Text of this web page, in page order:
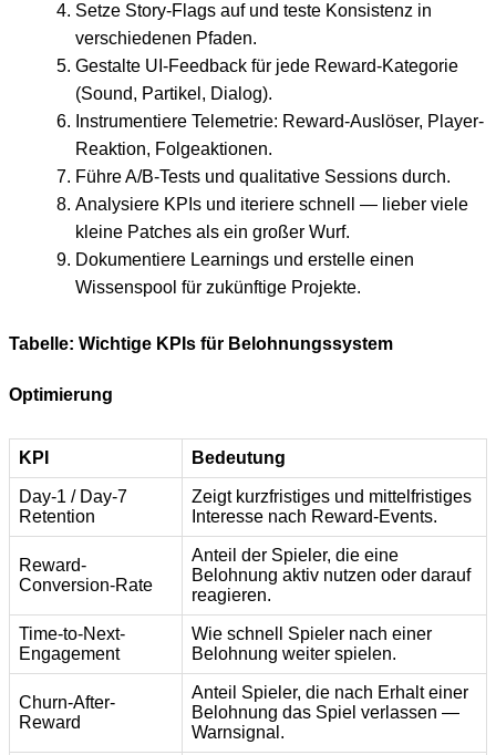
Setze Story-Flags auf und teste Konsistenz in
verschiedenen Pfaden.
Gestalte UI-Feedback für jede Reward-Kategorie
(Sound, Partikel, Dialog).
Instrumentiere Telemetrie: Reward-Auslöser, Player-
Reaktion, Folgeaktionen.
Führe A/B-Tests und qualitative Sessions durch.
Analysiere KPIs und iteriere schnell — lieber viele
kleine Patches als ein großer Wurf.
Dokumentiere Learnings und erstelle einen
Wissenspool für zukünftige Projekte.
Tabelle: Wichtige KPIs für Belohnungssystem
Optimierung
KPI Bedeutung
Day-1 / Day-7
Retention
Zeigt kurzfristiges und mittelfristiges
Interesse nach Reward-Events.
Reward-
Conversion-Rate
Anteil der Spieler, die eine
Belohnung aktiv nutzen oder darauf
reagieren.
Time-to-Next-
Engagement
Wie schnell Spieler nach einer
Belohnung weiter spielen.
Churn-After-
Reward
Anteil Spieler, die nach Erhalt einer
Belohnung das Spiel verlassen —
Warnsignal.